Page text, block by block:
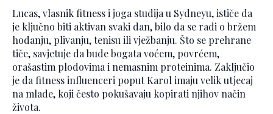
Lucas, vlasnik fitness i joga studija u Sydneyu, ističe da
je ključno biti aktivan svaki dan, bilo da se radi o bržem
hodanju, plivanju, tenisu ili vježbanju. Što se prehrane
tiče, savjetuje da bude bogata voćem, povrćem,
orašastim plodovima i nemasnim proteinima. Zaključio
je da fitness influenceri poput Karol imaju velik utjecaj
na mlade, koji često pokušavaju kopirati njihov način
života.